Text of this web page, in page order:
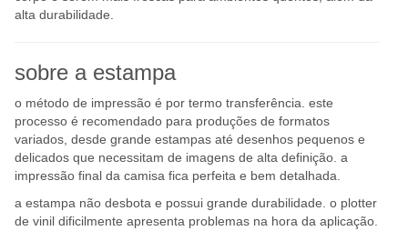
alta durabilidade.
sobre a estampa
o método de impressão é por termo transferência. este
processo é recomendado para produções de formatos
variados, desde grande estampas até desenhos pequenos e
delicados que necessitam de imagens de alta definição. a
impressão final da camisa fica perfeita e bem detalhada.
a estampa não desbota e possui grande durabilidade. o plotter
de vinil dificilmente apresenta problemas na hora da aplicação.